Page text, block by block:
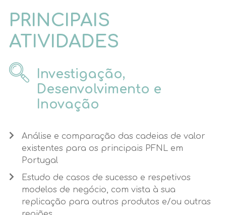
PRINCIPAIS
ATIVIDADES
Investigação,
Desenvolvimento e
Inovação
Análise e comparação das cadeias de valor
existentes para os principais PFNL em
Portugal
Estudo de casos de sucesso e respetivos
modelos de negócio, com vista à sua
replicação para outros produtos e/ou outras